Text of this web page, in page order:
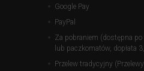
Google Pay
PayPal
Za pobraniem (dostępna
lub paczkomatów, dopłata
Przelew tradycyjny